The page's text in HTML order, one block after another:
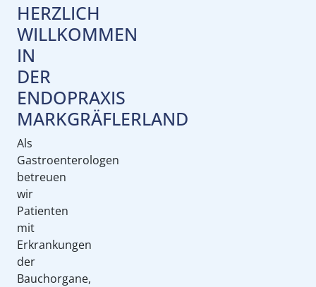
HERZLICH
WILLKOMMEN
IN
DER
ENDOPRAXIS
MARKGRÄFLERLAND
Als
Gastroenterologen
betreuen
wir
Patienten
mit
Erkrankungen
der
Bauchorgane,